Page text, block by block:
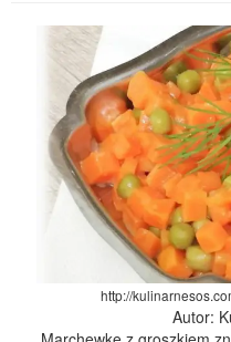
http://
Autor: